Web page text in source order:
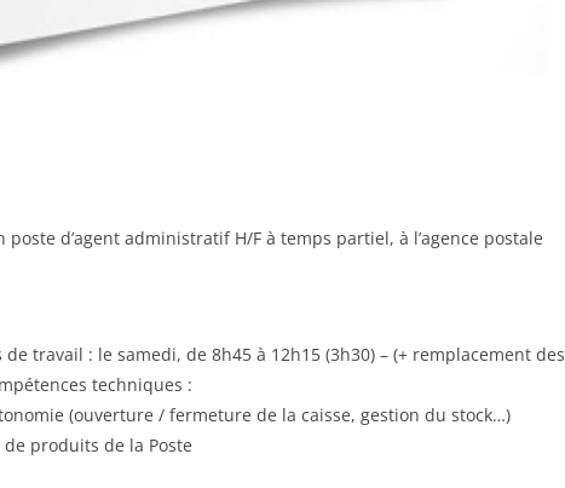
poste d’agent administratif H/F à temps partiel, à l’agence postale
travail : le samedi, de 8h45 à 12h15 (3h30) – (+ remplacement des
techniques :
(ouverture / fermeture de la caisse, gestion du stock…)
produits de la Poste